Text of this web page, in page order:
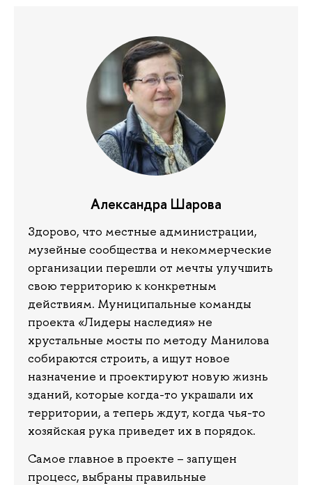
Александра Шарова
Здорово, что местные администрации,
музейные сообщества и некоммерческие
организации перешли от мечты улучшить
свою территорию к конкретным
действиям. Муниципальные команды
проекта «Лидеры наследия» не
хрустальные мосты по методу Манилова
собираются строить, а ищут новое
назначение и проектируют новую жизнь
зданий, которые когда-то украшали их
территории, а теперь ждут, когда чья-то
хозяйская рука приведет их в порядок.
Самое главное в проекте – запущен
процесс, выбраны правильные